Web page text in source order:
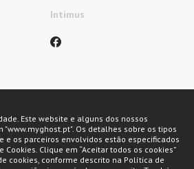
Intimus
Este website e alguns dos nossos
"www.myghost.pt". Os detalhes sobre os tipos
e os parceiros envolvidos estão especificados
Clique em “Aceitar todos os cookies”
cookies, conforme descrito na Política de